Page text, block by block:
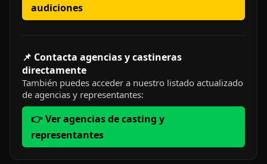
audiciones
📌 Contacta agencias y castineras
directamente
También puedes acceder a nuestro listado actualizado
de agencias y representantes:
👉 Ver agencias de casting y
representantes